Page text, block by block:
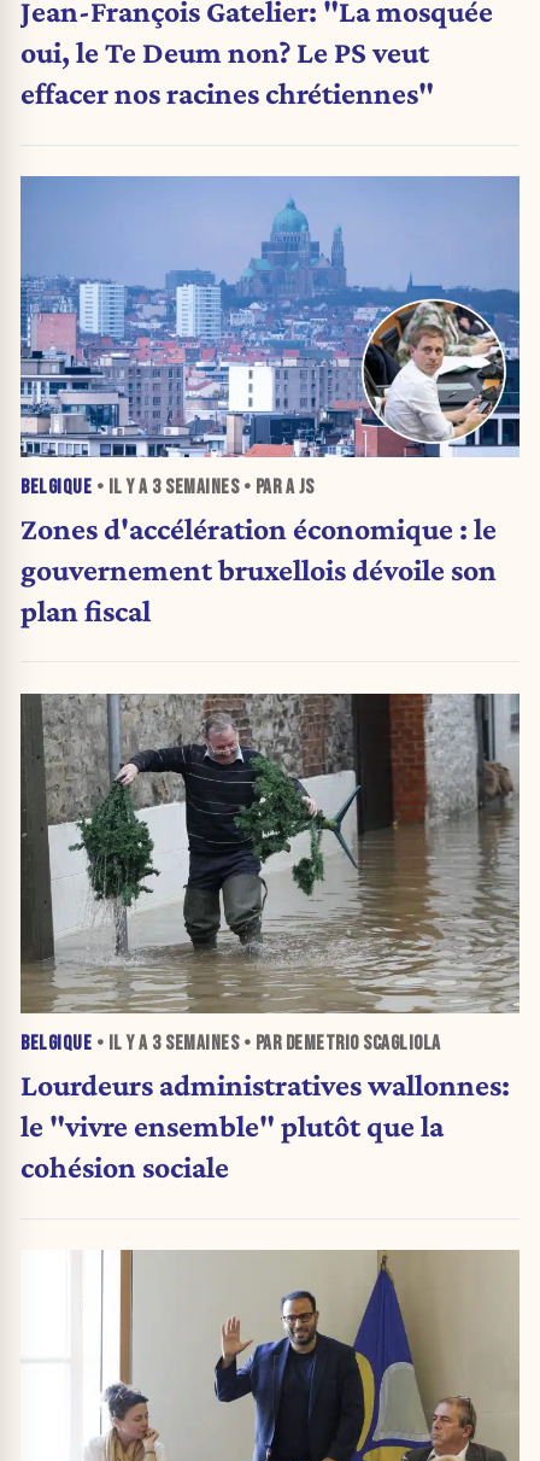
Jean-François Gatelier: "La mosquée
oui, le Te Deum non? Le PS veut
effacer nos racines chrétiennes"
BELGIQUE • IL Y A 3 SEMAINES• PAR A JS
Zones d'accélération économique : le
gouvernement bruxellois dévoile son
plan fiscal
BELGIQUE • IL Y A 3 SEMAINES• PAR DEMETRIO SCAGLIOLA
Lourdeurs administratives wallonnes:
le "vivre ensemble" plutôt que la
cohésion sociale